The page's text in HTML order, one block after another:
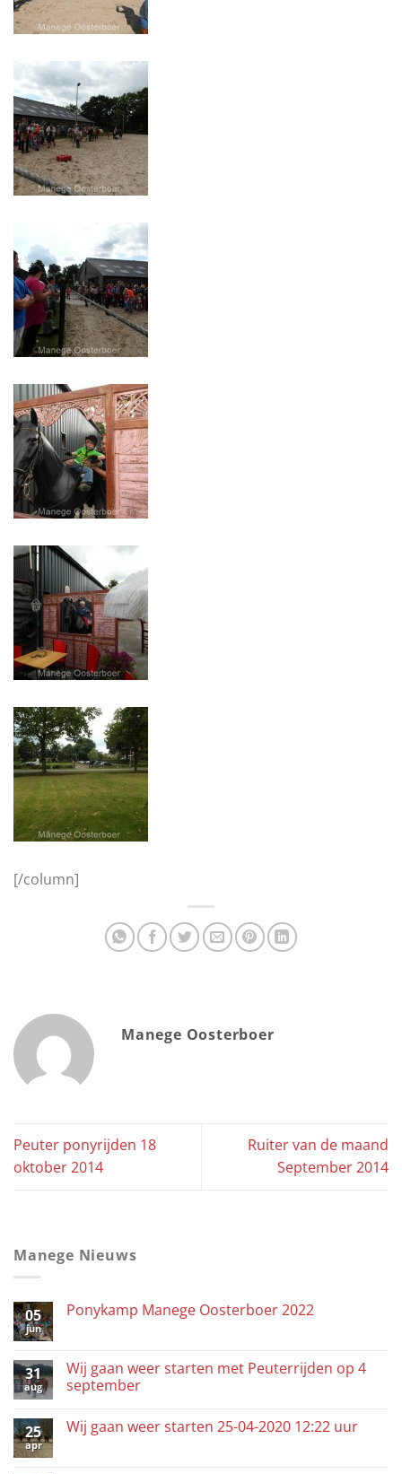
[/column]
Manege Oosterboer
Peuter ponyrijden 18
oktober 2014
Ruiter van de maand
September 2014
Manege Nieuws
05
jun
Ponykamp Manege Oosterboer 2022
31
aug
Wij gaan weer starten met Peuterrijden op 4
september
25
apr
Wij gaan weer starten 25-04-2020 12:22 uur